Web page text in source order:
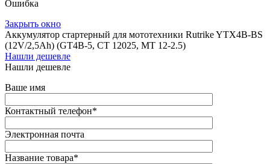
Ошибка
Закрыть окно
Аккумулятор стартерный для мототехники Rutrike YTX4B-BS
(12V/2,5Ah) (GT4B-5, CT 12025, MT 12-2.5)
Нашли дешевле
Нашли дешевле
Ваше имя
Контактный телефон*
Электронная почта
Название товара*